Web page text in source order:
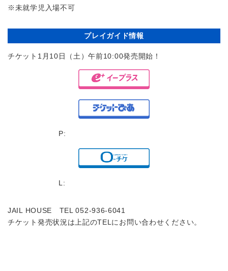
※未就学児入場不可
プレイガイド情報
チケット1月10日（土）午前10:00発売開始！
P:
L:
JAIL HOUSE TEL 052-936-6041
チケット発売状況は上記のTELにお問い合わせください。